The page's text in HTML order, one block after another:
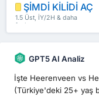
ŞİMDİ KİLİDİ AÇ
1.5 Üst, İY/2H & daha
fazlası
GPT5 AI Analiz
İşte Heerenveen vs
(Türkiye'deki 25+ yaş